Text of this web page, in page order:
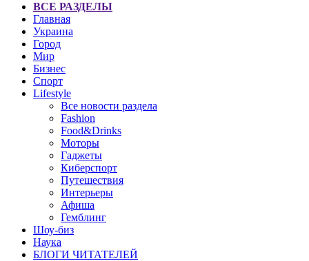
ВСЕ РАЗДЕЛЫ
Главная
Украина
Город
Мир
Бизнес
Спорт
Lifestyle
Все новости раздела
Fashion
Food&Drinks
Моторы
Гаджеты
Киберспорт
Путешествия
Интерьеры
Афиша
Гемблинг
Шоу-биз
Наука
БЛОГИ ЧИТАТЕЛЕЙ